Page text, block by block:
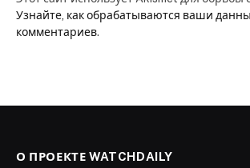
Узнайте, как обрабатываются ваши
комментариев.
О ПРОЕКТЕ WATCHDAILY